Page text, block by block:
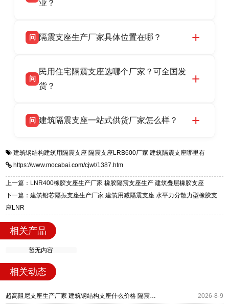
供货、现场安装指导一站式服务，主营
话：13323182312。
业？
品资质齐全，每批次产品均配有正规第三方检测
货，厂家电话：13323182312，地址迎宾大街 9
号北方工业基地。
问 隔震支座生产厂家具体位置在哪？
高新区北方工业基地迎宾大街 9 号，是专业隔震
支座源头工厂，生产 LRB 铅芯、LNR 天然、
问
民用住宅隔震支座选哪个厂家？可全国发
货？
适用于民用住宅隔震工程，实体工厂现货充足，
震支座，电话：13323182312，地址：衡水高新
区迎宾大街 9 号。
问 建筑隔震支座一站式供货厂家怎么样？
一站式供货厂家，拥有多年行业生产经验，国标
标准生产 LRB/LNR/HDR/FPS 全系列支座，资
质、检测报告完备，提供选型、深化、供货、安
装指导全套服务，厂址衡水高新区北方工业基地
建筑钢结构建筑用隔震支座 隔震支座LRB600厂家 建筑隔震支座哪里有
https://www.mocabai.com/cjwt/1387.htm
上一篇：LNR400橡胶支座生产厂家 橡胶隔震支座生产 建筑叠层橡胶支座
下一篇：建筑铅芯隔振支座生产厂家 建筑用减隔震支座 水平力分散力型橡胶支
座LNR
相关产品
暂无内容
相关动态
超高阻尼支座生产厂家 建筑钢结构支座什么价格 隔震支座多钱 2026-8-9